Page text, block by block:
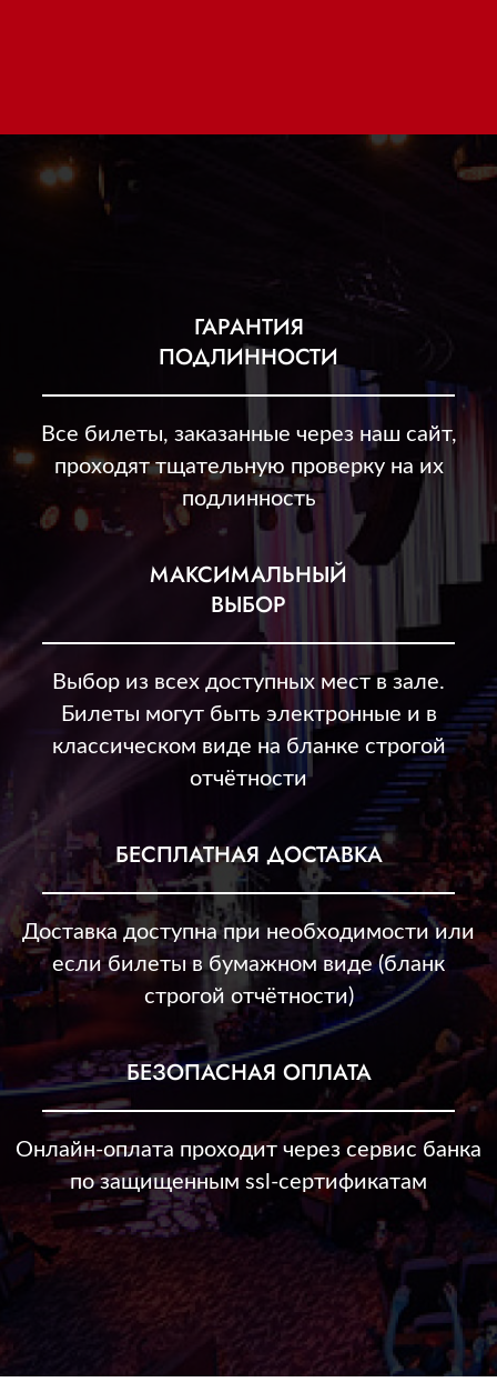
ГАРАНТИЯ
ПОДЛИННОСТИ
Все билеты, заказанные через наш сайт,
проходят тщательную проверку на их
подлинность
МАКСИМАЛЬНЫЙ
ВЫБОР
Выбор из всех доступных мест в зале.
Билеты могут быть электронные и в
классическом виде на бланке строгой
отчётности
БЕСПЛАТНАЯ ДОСТАВКА
Доставка доступна при необходимости или
если билеты в бумажном виде (бланк
строгой отчётности)
БЕЗОПАСНАЯ ОПЛАТА
Онлайн-оплата проходит через сервис банка
по защищенным ssl-сертификатам